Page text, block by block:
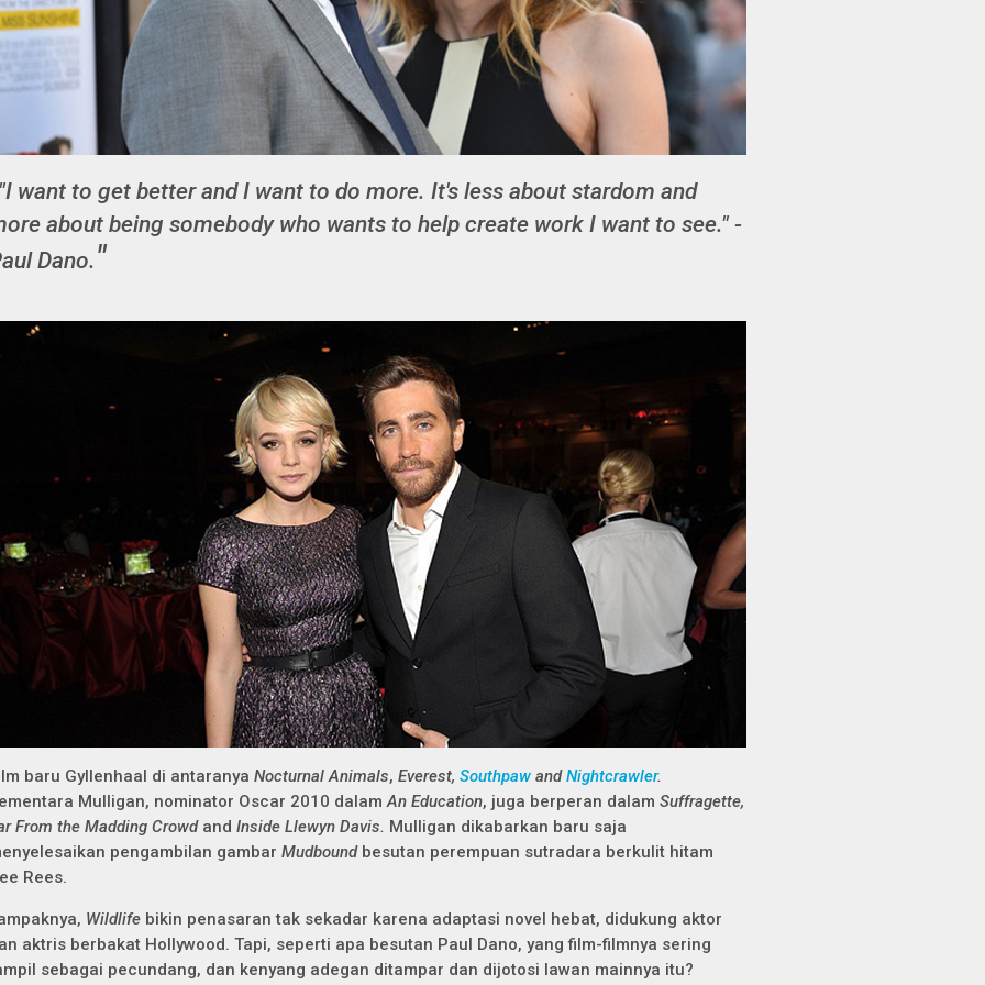
want to get better and I want to do more. It's less about stardom and
about being somebody who wants to help create work I want to see." -
Dano.
baru Gyllenhaal di antaranya Nocturnal Animals, Everest, Southpaw andNightcrawler.
Mulligan, nominator Oscar 2010 dalamAn Education, juga berperan dalam Suffragette,
From the Madding Crowd and Inside Llewyn Davis. Mulligan dikabarkan baru saja
pengambilan gambar Mudbound besutan perempuan sutradara berkulit hitam
Rees.
Wildlife bikin penasaran tak sekadar karena adaptasi novel hebat, didukung aktor
aktris berbakat Hollywood. Tapi, seperti apa besutan Paul Dano, yang film-filmnya sering
sebagai pecundang, dan kenyang adegan ditampar dan dijotosi lawan mainnya itu?